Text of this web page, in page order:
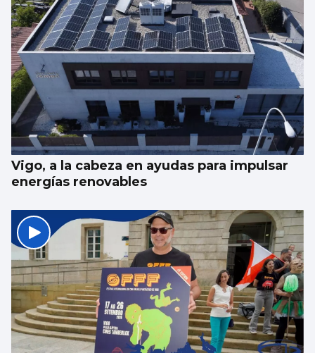
Vigo, a la cabeza en ayudas para impulsar
energías renovables